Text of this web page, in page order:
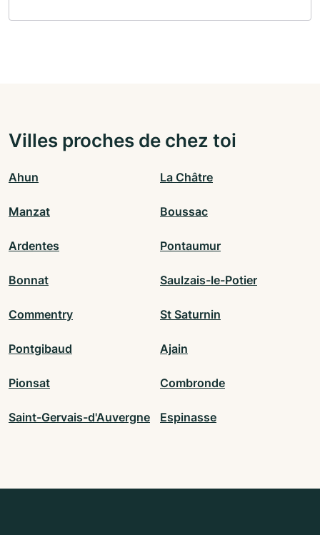
Villes proches de chez toi
Ahun La Châtre
Manzat Boussac
Ardentes Pontaumur
Bonnat Saulzais-le-Potier
Commentry St Saturnin
Pontgibaud Ajain
Pionsat Combronde
Saint-Gervais-d'Auvergne Espinasse